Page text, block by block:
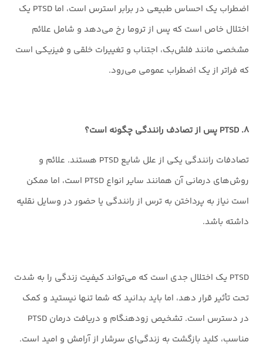
اضطراب یک احساس طبیعی در برابر استرس است، اما PTSD یک
اختلال خاص است که پس از تروما رخ می‌دهد و شامل علائم
مشخصی مانند فلش‌بک، اجتناب و تغییرات خلقی و فیزیکی است
که فراتر از یک اضطراب عمومی می‌رود.
۸. PTSD پس از تصادف رانندگی چگونه است؟
تصادفات رانندگی یکی از علل شایع PTSD هستند. علائم و
روش‌های درمانی آن همانند سایر انواع PTSD است، اما ممکن
است نیاز به پرداختن به ترس از رانندگی یا حضور در وسایل نقلیه
داشته باشد.
PTSD یک اختلال جدی است که می‌تواند کیفیت زندگی را به شدت
تحت تأثیر قرار دهد، اما باید بدانید که شما تنها نیستید و کمک
در دسترس است. تشخیص زودهنگام و دریافت درمان PTSD
مناسب، کلید بازگشت به زندگی‌ای سرشار از آرامش و امید است.